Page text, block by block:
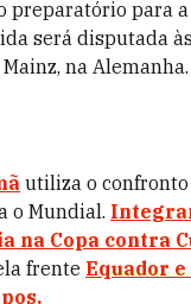
preparatório para a
será disputada
na Alemanha.
utiliza o
o Mundial.
na Copa contra
frente Equador e